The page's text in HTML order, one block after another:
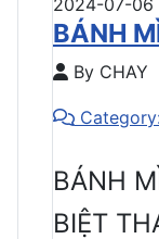
BÁNH
By CHAY
BÁNH
BIỆT